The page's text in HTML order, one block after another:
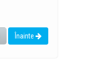
Înainte